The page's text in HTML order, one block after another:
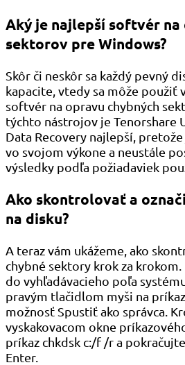
Aký je najlepší softvér na
sektorov pre Windows?
Skôr či neskôr sa každý pevný
kapacite, vtedy sa môže použiť
softvér na opravu chybných
týchto nástrojov je Tenorshare
Data Recovery najlepší,
vo svojom výkone a neustále
výsledky podľa požiadaviek
Ako skontrolovať a
na disku?
A teraz vám ukážeme, ako
chybné sektory krok za
do vyhľadávacieho poľa
pravým tlačidlom myši na
možnosť Spustiť ako správca.
vyskakovacom okne
príkaz chkdsk c:/f /r a
Enter.